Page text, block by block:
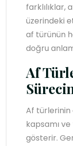
farklılıklar,
üzerindeki
af türünün
doğru
Af
Af türlerinin
kapsamı
gösterir.